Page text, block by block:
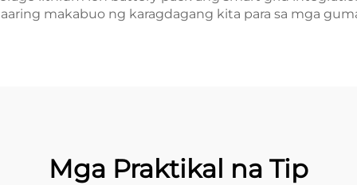
makabuo ng karagdagang kita para sa mga
Mga Praktikal na Tip